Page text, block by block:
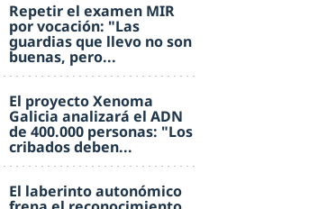
Repetir el examen MIR
por vocación: "Las
guardias que llevo no son
buenas, pero...
El proyecto Xenoma
Galicia analizará el ADN
de 400.000 personas: "Los
cribados deben...
El laberinto autonómico